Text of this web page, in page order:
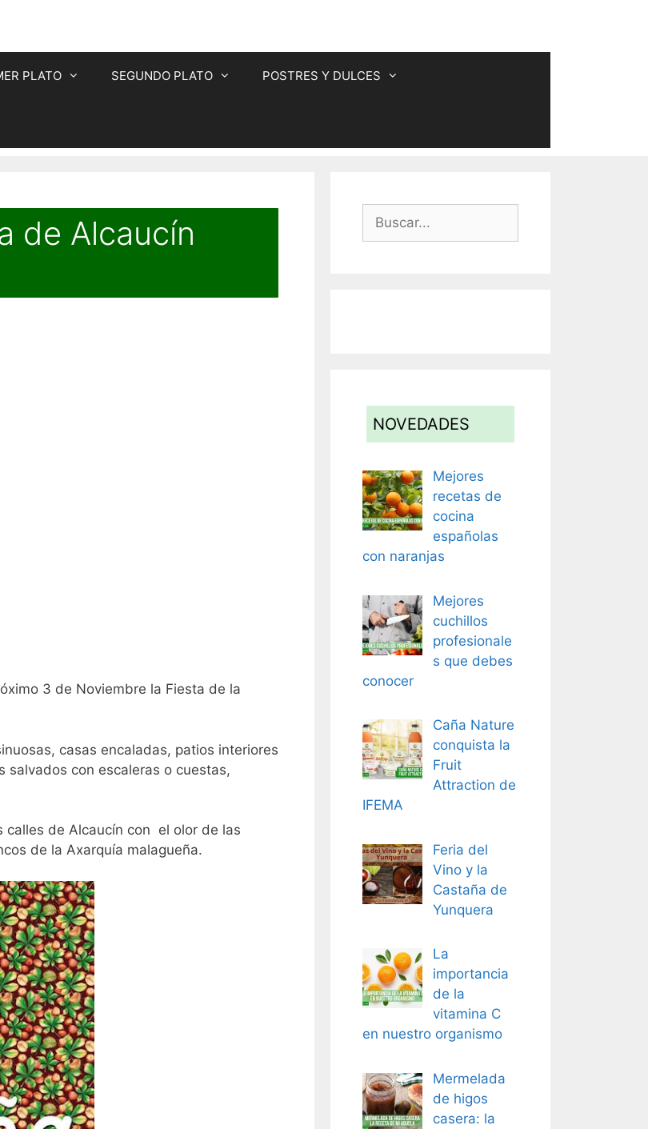
PLATO SEGUNDO PLATO POSTRES Y DULCES
de Alcaucín
3 de Noviembre la Fiesta de la
casas encaladas, patios interiores
salvados con escaleras o cuestas,
calles de Alcaucín con el olor de las
de la Axarquía malagueña.
Buscar:
NOVEDADES
Mejores
recetas de
cocina
españolas
con naranjas
Mejores
cuchillos
profesionale
s que debes
conocer
Caña Nature
conquista la
Fruit
Attraction de
IFEMA
Feria del
Vino y la
Castaña de
Yunquera
La
importancia
de la
vitamina C
en nuestro organismo
Mermelada
de higos
casera: la